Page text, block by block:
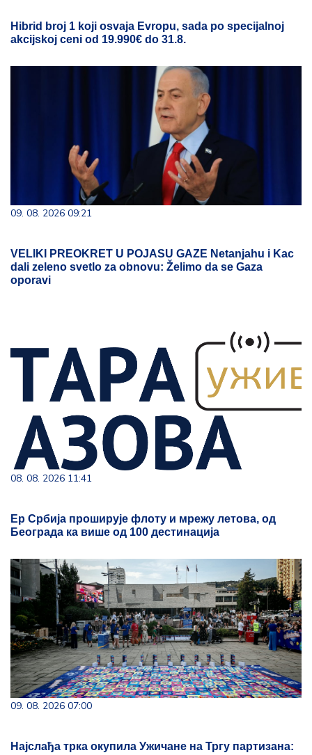
Hibrid broj 1 koji osvaja Evropu, sada po specijalnoj
akcijskoj ceni od 19.990€ do 31.8.
09. 08. 2026 09:21
VELIKI PREOKRET U POJASU GAZE Netanjahu i Kac
dali zeleno svetlo za obnovu: Želimo da se Gaza
oporavi
08. 08. 2026 11:41
Ер Србија проширује флоту и мрежу летова, од
Београда ка више од 100 дестинација
09. 08. 2026 07:00
Најслађа трка окупила Ужичане на Тргу партизана: